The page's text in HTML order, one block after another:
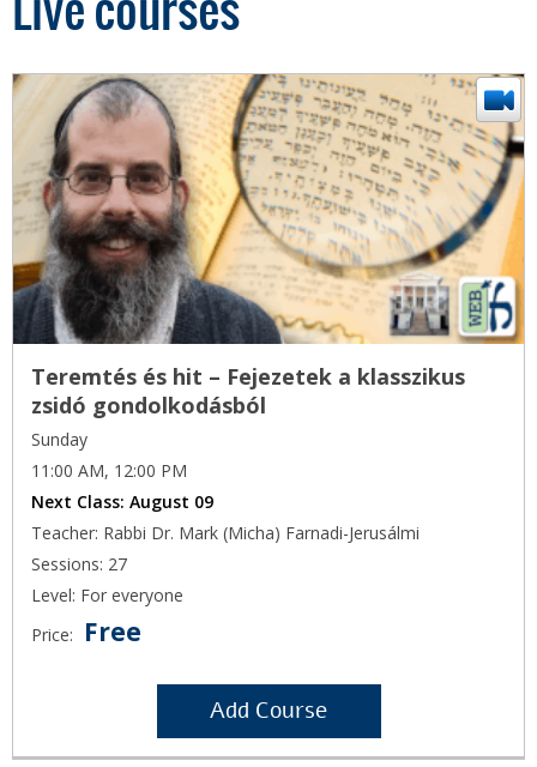
Teremtés és hit – Fejezetek a klasszikus
zsidó gondolkodásból
Sunday
11:00 AM, 12:00 PM
Next Class: August 09
Teacher: Rabbi Dr. Mark (Micha) Farnadi-Jerusálmi
Sessions: 27
Level: For everyone
Price:
Free
Add Course